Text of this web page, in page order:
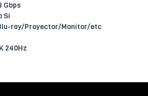
Gbps
Si
ray/Proyector/Monitor/etc
240Hz